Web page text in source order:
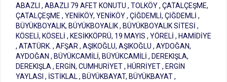
ABAZLI , ABAZLI 79 AFET KONUTU , TOLKÖY , ÇATALÇEŞME,
ÇATALÇEŞME , YENİKÖY, YENİKÖY , ÇİĞDEMLİ, ÇİĞDEMLİ ,
BÜYÜKBOYALIK, BÜYÜKBOYALIK , BÜYÜKBOYALIK SİTESİ ,
KÖSELİ, KÖSELİ , KESİKKÖPRÜ, 19 MAYIS , YÖRELİ , HAMİDİYE
, ATATÜRK. , AFŞAR , AŞIKOĞLU, AŞIKOĞLU , AYDOĞAN,
AYDOĞAN , BÜYÜKCAMİLİ, BÜYÜKCAMİLİ , DEREKIŞLA,
DEREKIŞLA , ERGİN, CUMHURİYET , HÜRRİYET , ERGİN
YAYLASI , İSTİKLAL , BÜYÜKBAYAT, BÜYÜKBAYAT ,